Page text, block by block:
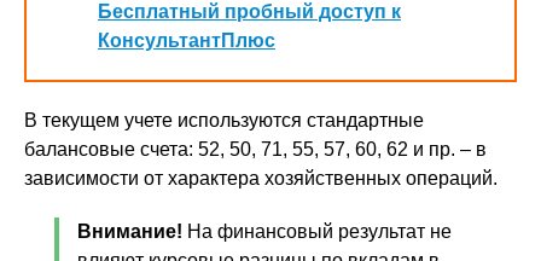
Бесплатный пробный доступ к
КонсультантПлюс
В текущем учете используются стандартные
балансовые счета: 52, 50, 71, 55, 57, 60, 62 и пр. – в
зависимости от характера хозяйственных операций.
Внимание! На финансовый результат не